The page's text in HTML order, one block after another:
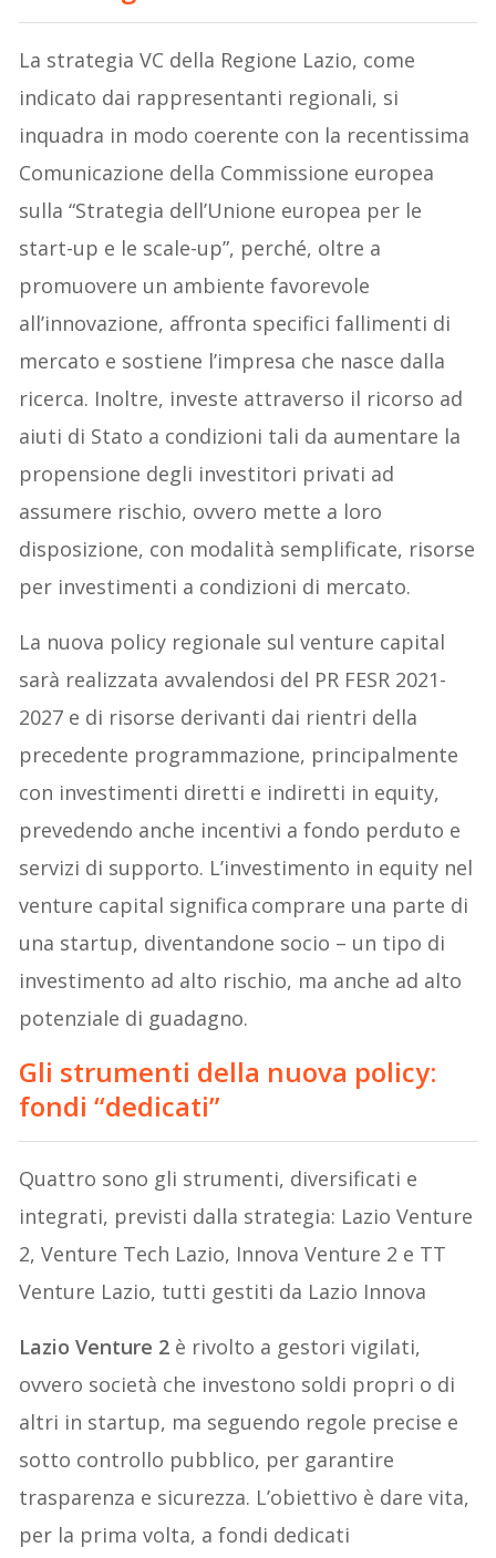
La strategia VC della Regione Lazio, come
indicato dai rappresentanti regionali, si
inquadra in modo coerente con la recentissima
Comunicazione della Commissione europea
sulla “Strategia dell’Unione europea per le
start-up e le scale-up”, perché, oltre a
promuovere un ambiente favorevole
all’innovazione, affronta specifici fallimenti di
mercato e sostiene l’impresa che nasce dalla
ricerca. Inoltre, investe attraverso il ricorso ad
aiuti di Stato a condizioni tali da aumentare la
propensione degli investitori privati ad
assumere rischio, ovvero mette a loro
disposizione, con modalità semplificate, risorse
per investimenti a condizioni di mercato.
La nuova policy regionale sul venture capital
sarà realizzata avvalendosi del PR FESR 2021-
2027 e di risorse derivanti dai rientri della
precedente programmazione, principalmente
con investimenti diretti e indiretti in equity,
prevedendo anche incentivi a fondo perduto e
servizi di supporto. L’investimento in equity nel
venture capital significa comprare una parte di
una startup, diventandone socio – un tipo di
investimento ad alto rischio, ma anche ad alto
potenziale di guadagno.
Gli strumenti della nuova policy:
fondi “dedicati”
Quattro sono gli strumenti, diversificati e
integrati, previsti dalla strategia: Lazio Venture
2, Venture Tech Lazio, Innova Venture 2 e TT
Venture Lazio, tutti gestiti da Lazio Innova
Lazio Venture 2 è rivolto a gestori vigilati,
ovvero società che investono soldi propri o di
altri in startup, ma seguendo regole precise e
sotto controllo pubblico, per garantire
trasparenza e sicurezza. L’obiettivo è dare vita,
per la prima volta, a fondi dedicati